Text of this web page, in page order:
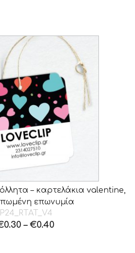
– καρτελάκια valentine,
επωνυμία
P24_RTAT_V4
0.30 – €0.40